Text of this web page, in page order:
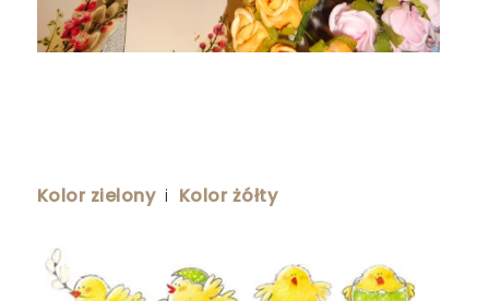
Kolor zielonyi Kolor żółty